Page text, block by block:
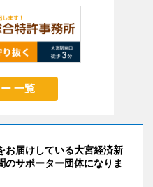
一覧
お届けしている大宮経済新
のサポーター団体になりま